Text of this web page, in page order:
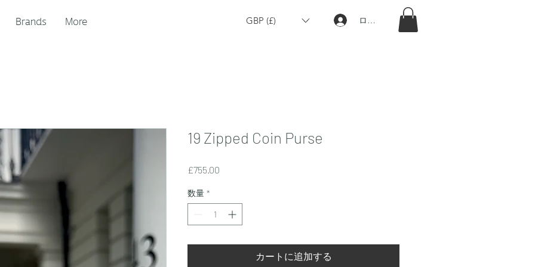
Brands More GBP (£) ログイン
19 Zipped Coin Purse
£755.00
数量 *
カートに追加する